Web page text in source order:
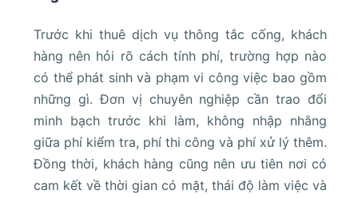
Trước khi thuê dịch vụ thông tắc cống, khách
hàng nên hỏi rõ cách tính phí, trường hợp nào
có thể phát sinh và phạm vi công việc bao gồm
những gì. Đơn vị chuyên nghiệp cần trao đổi
minh bạch trước khi làm, không nhập nhằng
giữa phí kiểm tra, phí thi công và phí xử lý thêm.
Đồng thời, khách hàng cũng nên ưu tiên nơi có
cam kết về thời gian có mặt, thái độ làm việc và